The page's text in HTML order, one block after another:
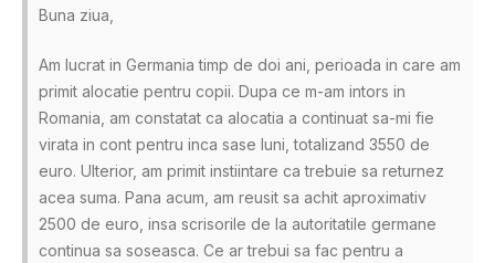
Buna ziua,
Am lucrat in Germania timp de doi ani, perioada in care am
primit alocatie pentru copii. Dupa ce m-am intors in
Romania, am constatat ca alocatia a continuat sa-mi fie
virata in cont pentru inca sase luni, totalizand 3550 de
euro. Ulterior, am primit instiintare ca trebuie sa returnez
acea suma. Pana acum, am reusit sa achit aproximativ
2500 de euro, insa scrisorile de la autoritatile germane
continua sa soseasca. Ce ar trebui sa fac pentru a